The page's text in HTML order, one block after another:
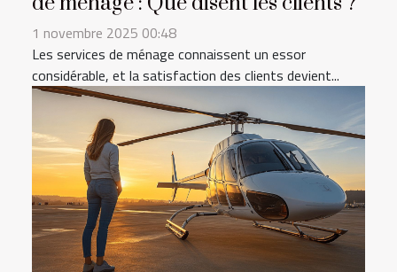
1 novembre 2025 00:48
Les services de ménage connaissent un essor
considérable, et la satisfaction des clients devient...